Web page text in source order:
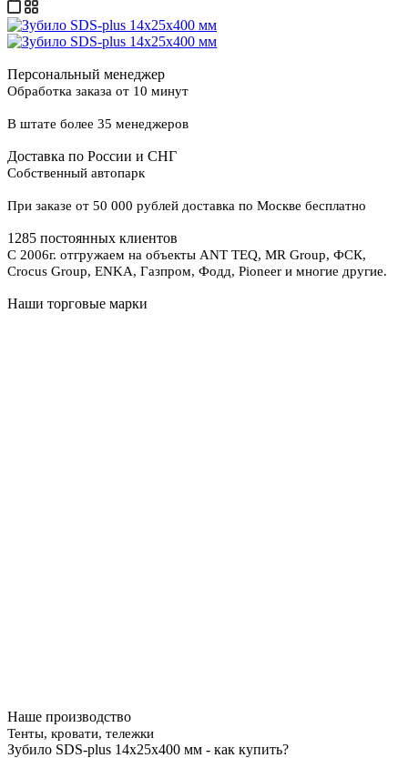
Персональный менеджер
Обработка заказа от 10 минут
В штате более 35 менеджеров
Доставка по России и СНГ
Собственный автопарк
При заказе от 50 000 рублей доставка по Москве бесплатно
1285 постоянных клиентов
С 2006г. отгружаем на объекты ANT TEQ, MR Group, ФСК,
Crocus Group, ENKA, Газпром, Фодд, Pioneer и многие другие.
Наши торговые марки
Наше производство
Тенты, кровати, тележки
Зубило SDS-plus 14x25x400 мм - как купить?